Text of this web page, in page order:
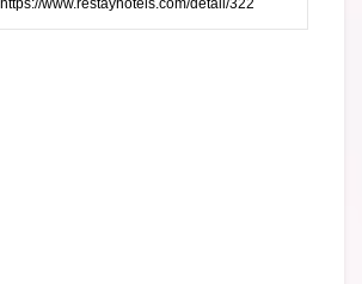
https://www.restayhotels.com/detail/322